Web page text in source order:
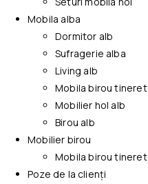
Mobila alba
Dormitor alb
Sufragerie alba
Living alb
Mobila birou tineret
Mobilier hol alb
Birou alb
Mobilier birou
Mobila birou tineret
Poze de la clienți